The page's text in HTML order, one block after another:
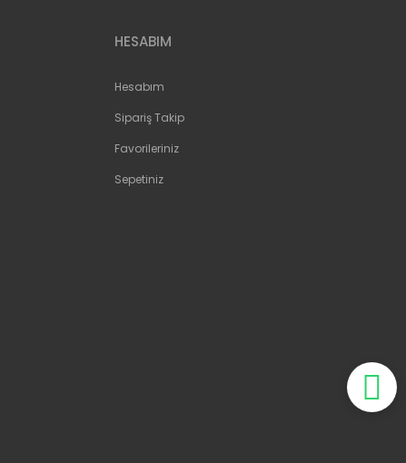
HESABIM
Hesabım
Sipariş Takip
Favorileriniz
Sepetiniz